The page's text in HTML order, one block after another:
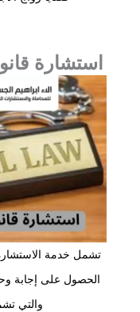
استشارة
تشمل خدمة
الحصول على إجابة
والتي